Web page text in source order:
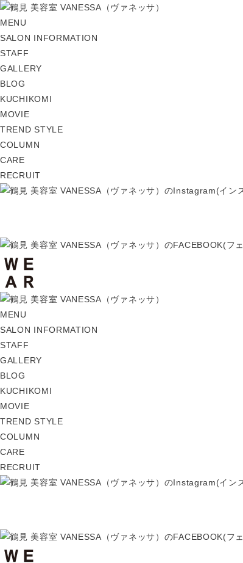
MENU
SALON INFORMATION
STAFF
GALLERY
BLOG
KUCHIKOMI
MOVIE
TREND STYLE
COLUMN
CARE
RECRUIT
MENU
SALON INFORMATION
STAFF
GALLERY
BLOG
KUCHIKOMI
MOVIE
TREND STYLE
COLUMN
CARE
RECRUIT